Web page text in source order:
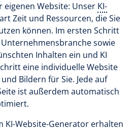
eigenen Website: Unser KI-
Zeit und Ressourcen, die Sie
können. Im ersten Schritt
sowie
Inhalten ein und KI
eine individuelle Website
Bildern für Sie. Jede auf
ist außerdem automatisch
KI-Website-Generator erhalten